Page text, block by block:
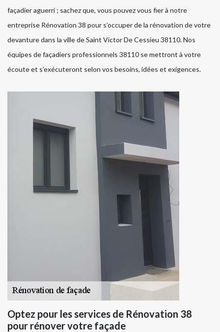
façadier aguerri ; sachez que, vous pouvez vous fier à notre
entreprise Rénovation 38 pour s’occuper de la rénovation de votre
devanture dans la ville de Saint Victor De Cessieu 38110. Nos
équipes de façadiers professionnels 38110 se mettront à votre
écoute et s’exécuteront selon vos besoins, idées et exigences.
Optez pour les services de Rénovation 38
pour rénover votre façade